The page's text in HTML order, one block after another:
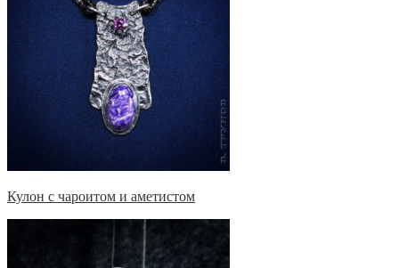
Кулон с чароитом и аметистом